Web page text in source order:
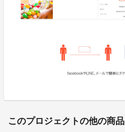
このプロジェクトの他の商品